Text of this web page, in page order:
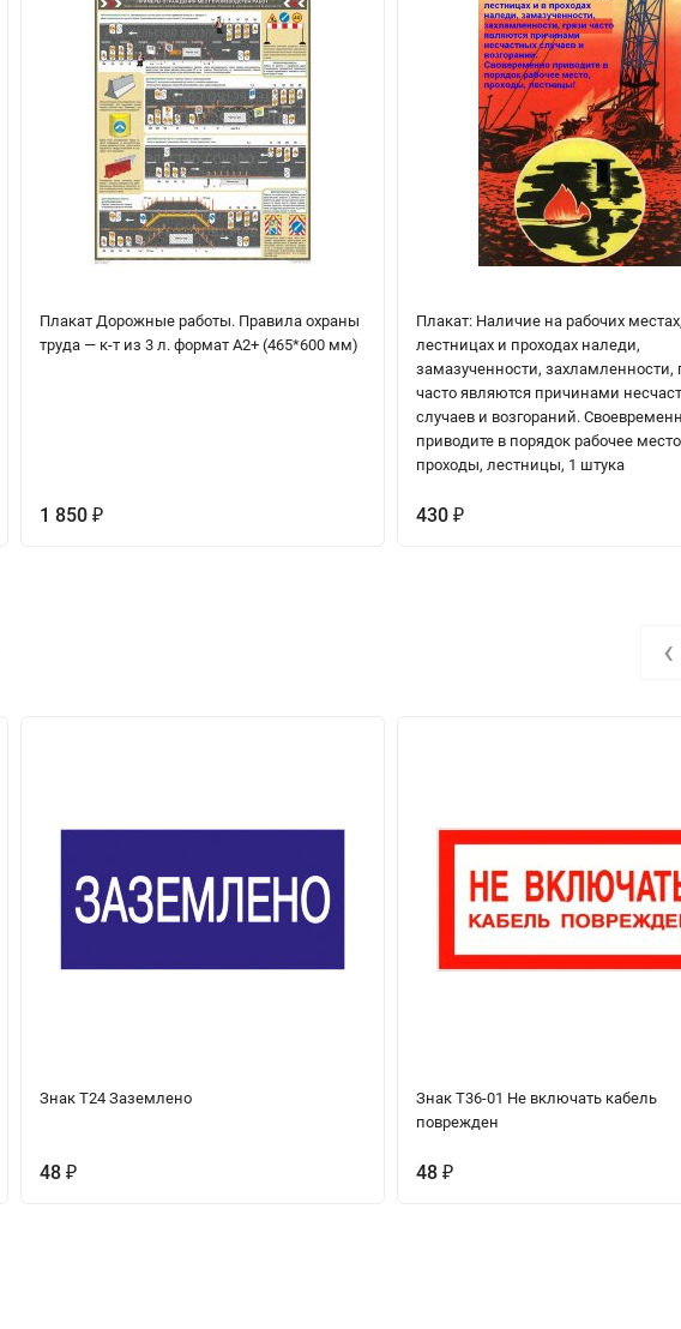
Плакат Дорожные работы. Правила охраны
труда — к-т из 3 л. формат А2+ (465*600 мм)
1 850 ₽
Плакат: Наличие на рабочих местах,
лестницах и проходах наледи,
замазученности, захламленности,
часто являются причинами
случаев и возгораний.
приводите в порядок рабочее
проходы, лестницы, 1 штука
430₽
Знак Т24 Заземлено
48 ₽
Знак Т36-01 Не включать кабель
поврежден
48₽
‹